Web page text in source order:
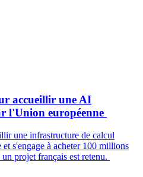
accueillir une AI
l'Union européenne
une infrastructure de calcul
s'engage à acheter 100 millions
projet français est retenu.